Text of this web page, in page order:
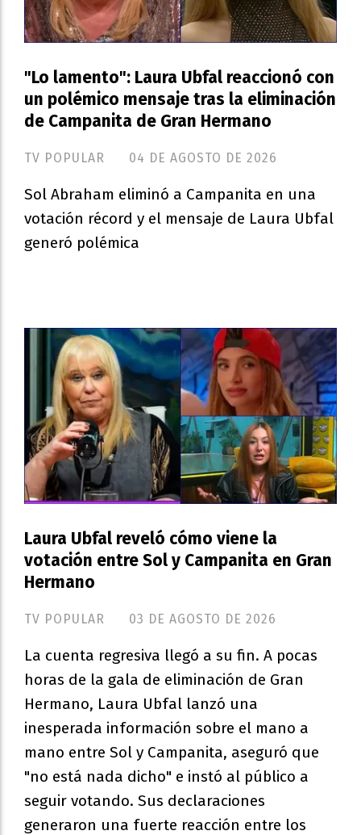
"Lo lamento": Laura Ubfal reaccionó con
un polémico mensaje tras la eliminación
de Campanita de Gran Hermano
TV POPULAR 04 DE AGOSTO DE 2026
Sol Abraham eliminó a Campanita en una
votación récord y el mensaje de Laura Ubfal
generó polémica
Laura Ubfal reveló cómo viene la
votación entre Sol y Campanita en Gran
Hermano
TV POPULAR 03 DE AGOSTO DE 2026
La cuenta regresiva llegó a su fin. A pocas
horas de la gala de eliminación de Gran
Hermano, Laura Ubfal lanzó una
inesperada información sobre el mano a
mano entre Sol y Campanita, aseguró que
"no está nada dicho" e instó al público a
seguir votando. Sus declaraciones
generaron una fuerte reacción entre los